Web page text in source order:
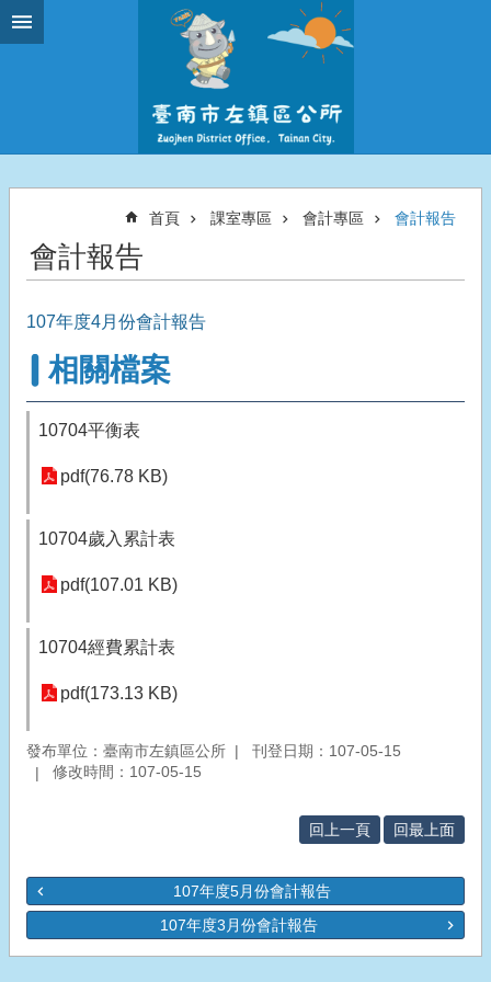
跳到主要內容區塊
首頁 課室專區 會計專區 會計報告
會計報告
107年度4月份會計報告
相關檔案
10704平衡表
pdf(76.78 KB)
10704歲入累計表
pdf(107.01 KB)
10704經費累計表
pdf(173.13 KB)
發布單位：臺南市左鎮區公所
刊登日期：107-05-15
修改時間：107-05-15
回上一頁 回最上面
107年度5月份會計報告
107年度3月份會計報告